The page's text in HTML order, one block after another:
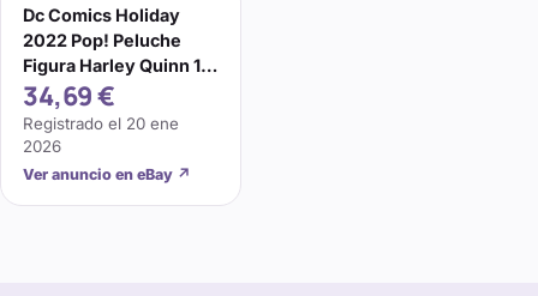
Dc Comics Holiday
2022 Pop! Peluche
Figura Harley Quinn 10
Cm Funko (Spedito ...
34,69 €
Registrado el 20 ene
2026
Ver anuncio en eBay ↗